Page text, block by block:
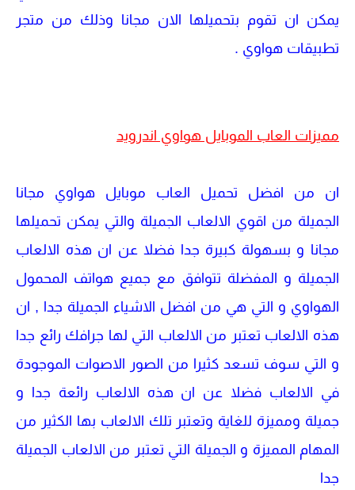
يمكن ان تقوم بتحميلها الان مجانا وذلك من متجر
تطبيقات هواوي .
مميزات العاب الموبايل هواوي اندرويد
ان من افضل تحميل العاب موبايل هواوي مجانا
الجميلة من اقوي الالعاب الجميلة والتي يمكن تحميلها
مجانا و بسهولة كبيرة جدا فضلا عن ان هذه الالعاب
الجميلة و المفضلة تتوافق مع جميع هواتف المحمول
الهواوي و التي هي من افضل الاشياء الجميلة جدا , ان
هذه الالعاب تعتبر من الالعاب التي لها جرافك رائع جدا
و التي سوف تسعد كثيرا من الصور الاصوات الموجودة
في الالعاب فضلا عن ان هذه الالعاب رائعة جدا و
جميلة ومميزة للغاية وتعتبر تلك الالعاب بها الكثير من
المهام المميزة و الجميلة التي تعتبر من الالعاب الجميلة
جدا